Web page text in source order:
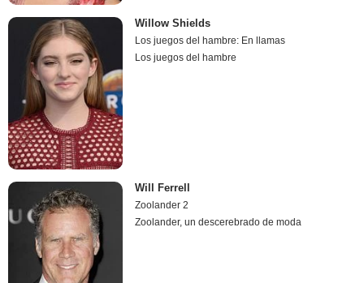
Willow Shields
Los juegos del hambre: En llamas
Los juegos del hambre
Will Ferrell
Zoolander 2
Zoolander, un descerebrado de moda